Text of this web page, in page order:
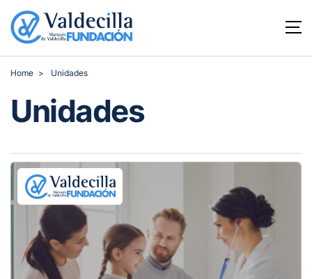
Home Unidades
Unidades